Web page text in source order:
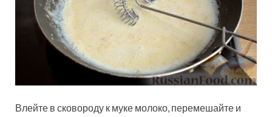
Влейте в сковороду к муке молоко, перемешайте и